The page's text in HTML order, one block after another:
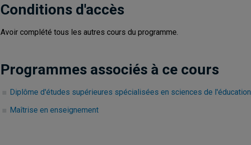
Conditions d'accès
Avoir complété tous les autres cours du programme.
Programmes associés à ce cours
Diplôme d'études supérieures spécialisées en sciences de l'éducation
Maîtrise en enseignement